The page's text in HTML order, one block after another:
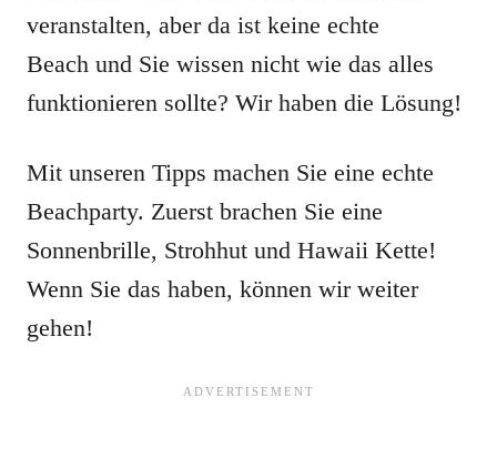
veranstalten, aber da ist keine echte
Beach und Sie wissen nicht wie das alles
funktionieren sollte? Wir haben die Lösung!
Mit unseren Tipps machen Sie eine echte
Beachparty. Zuerst brachen Sie eine
Sonnenbrille, Strohhut und Hawaii Kette!
Wenn Sie das haben, können wir weiter
gehen!